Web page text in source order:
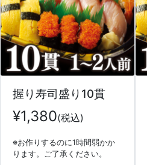
握り寿司盛り10貫
¥1,380(税込)
※お作りするのに1時間弱かか
ります。ご了承ください。